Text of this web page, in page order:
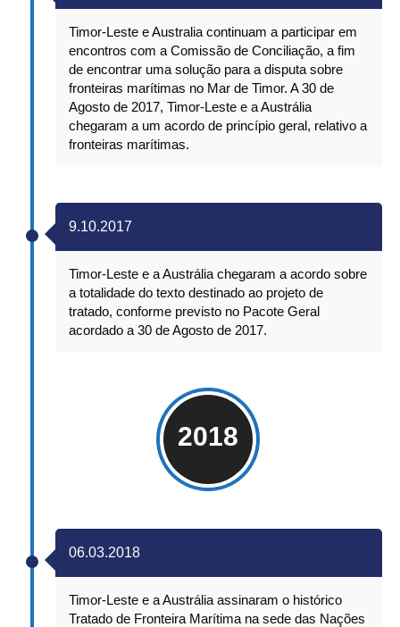
Timor-Leste e Australia continuam a participar em
encontros com a Comissão de Conciliação, a fim
de encontrar uma solução para a disputa sobre
fronteiras marítimas no Mar de Timor. A 30 de
Agosto de 2017, Timor-Leste e a Austrália
chegaram a um acordo de princípio geral, relativo a
fronteiras marítimas.
9.10.2017
Timor-Leste e a Austrália chegaram a acordo sobre
a totalidade do texto destinado ao projeto de
tratado, conforme previsto no Pacote Geral
acordado a 30 de Agosto de 2017.
2018
06.03.2018
Timor-Leste e a Austrália assinaram o histórico
Tratado de Fronteira Marítima na sede das Nações